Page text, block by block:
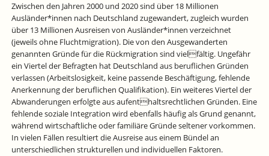
Zwischen den Jahren 2000 und 2020 sind über 18 Millionen
Ausländer*innen nach Deutschland zugewandert, zugleich wurden
über 13 Millionen Ausreisen von Ausländer*innen verzeichnet
(jeweils ohne Fluchtmigration). Die von den Ausgewanderten
genannten Gründe für die Rückmigration sind vielfältig. Ungefähr
ein Viertel der Befragten hat Deutschland aus beruflichen Gründen
verlassen (Arbeitslosigkeit, keine passende Beschäftigung, fehlende
Anerkennung der beruflichen Qualifikation). Ein weiteres Viertel der
Abwanderungen erfolgte aus aufenthaltsrechtlichen Gründen. Eine
fehlende soziale Integration wird ebenfalls häufig als Grund genannt,
während wirtschaftliche oder familiäre Gründe seltener vorkommen.
In vielen Fällen resultiert die Ausreise aus einem Bündel an
unterschiedlichen strukturellen und individuellen Faktoren.